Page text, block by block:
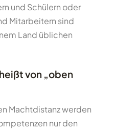
und Schülern oder
Mitarbeitern sind
Land üblichen
von „oben
Machtdistanz werden
nur den